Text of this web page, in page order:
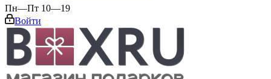
Пн—Пт 10—19
Войти